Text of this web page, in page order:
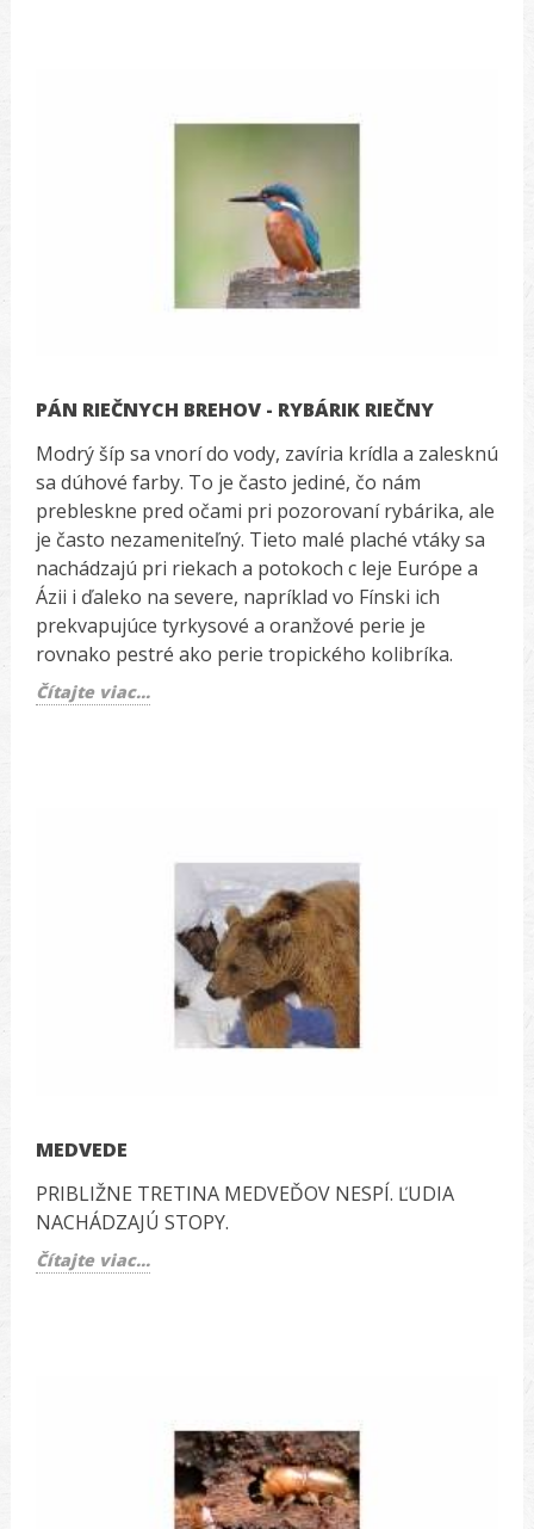
PÁN RIEČNYCH BREHOV - RYBÁRIK RIEČNY
Modrý šíp sa vnorí do vody, zavíria krídla a zalesknú
sa dúhové farby. To je často jediné, čo nám
prebleskne pred očami pri pozorovaní rybárika, ale
je často nezameniteľný. Tieto malé plaché vtáky sa
nachádzajú pri riekach a potokoch c leje Európe a
Ázii i ďaleko na severe, napríklad vo Fínski ich
prekvapujúce tyrkysové a oranžové perie je
rovnako pestré ako perie tropického kolibríka.
Čítajte viac...
MEDVEDE
PRIBLIŽNE TRETINA MEDVEĎOV NESPÍ. ĽUDIA
NACHÁDZAJÚ STOPY.
Čítajte viac...